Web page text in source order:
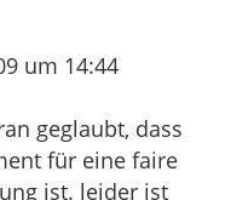
um 14:44
geglaubt, dass
für eine faire
ist. leider ist